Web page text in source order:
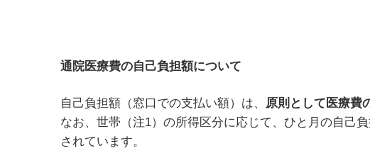
通院医療費の自己負担額について
自己負担額（窓口での支払い額）は、 原則として医療費
なお、世帯（注1）の所得区分に応じて、ひと月の自己
されています。